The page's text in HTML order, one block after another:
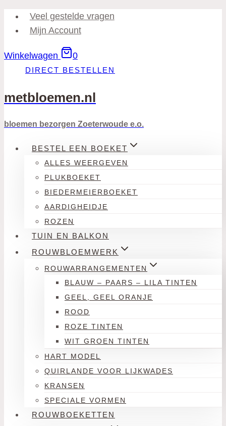
Doorgaan
naar
Veel gestelde vragen
Mijn Account
Winkelwagen 0
DIRECT BESTELLEN
metbloemen.nl
bloemen bezorgen Zoeterwoude e.o.
BESTEL EEN BOEKET
ALLES WEERGEVEN
PLUKBOEKET
BIEDERMEIERBOEKET
AARDIGHEIDJE
ROZEN
TUIN EN BALKON
ROUWBLOEMWERK
ROUWARRANGEMENTEN
BLAUW – PAARS – LILA TINTEN
GEEL, GEEL ORANJE
ROOD
ROZE TINTEN
WIT GROEN TINTEN
HART MODEL
QUIRLANDE VOOR LIJKWADES
KRANSEN
SPECIALE VORMEN
ROUWBOEKETTEN